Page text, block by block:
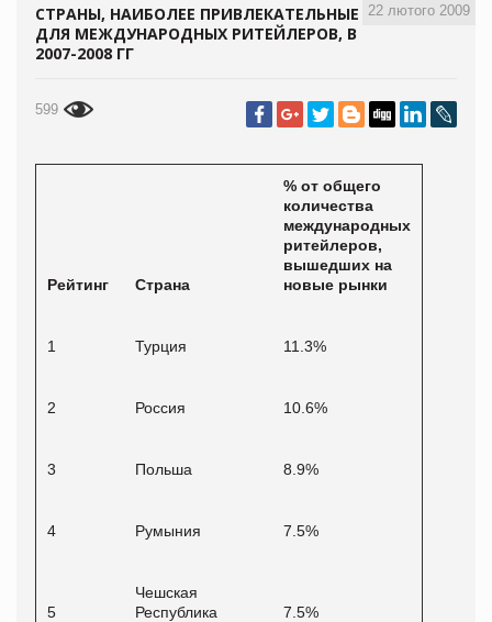
22 лютого 2009
СТРАНЫ, НАИБОЛЕЕ ПРИВЛЕКАТЕЛЬНЫЕ
ДЛЯ МЕЖДУНАРОДНЫХ РИТЕЙЛЕРОВ, В
2007-2008 ГГ
599
Рейтинг Страна
% от общего
количества
международных
ритейлеров,
вышедших на
новые рынки
1 Турция 11.3%
2 Россия 10.6%
3 Польша 8.9%
4 Румыния 7.5%
5
Чешская
Республика
7.5%